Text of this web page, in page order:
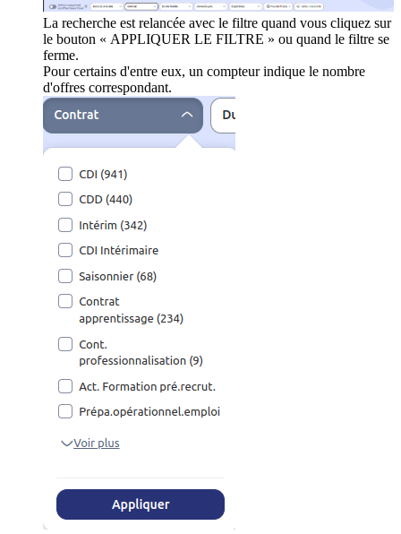
La recherche est relancée avec le filtre quand vous cliquez sur
le bouton « APPLIQUER LE FILTRE » ou quand le filtre se
ferme.
Pour certains d'entre eux, un compteur indique le nombre
d'offres correspondant.